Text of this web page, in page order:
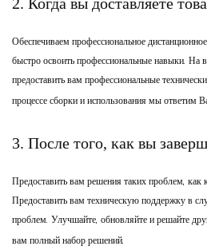
2. Когда вы доставляете
Обеспечиваем профессиональное
быстро освоить профессиональные навыки.
предоставить вам профессиональные
процессе сборки и использования мы ответим
3. После того, как вы
Предоставить вам решения таких проблем, как
Предоставить вам техническую поддержку в
проблем. Улучшайте, обновляйте и решайте
вам полный набор решений.